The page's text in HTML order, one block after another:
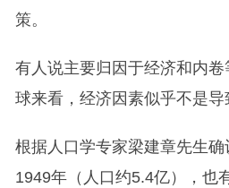
策。
有人说主要归因于经济和内
球来看，经济因素似乎不是导
根据人口学专家梁建章先生
1949年（人口约5.4亿），也